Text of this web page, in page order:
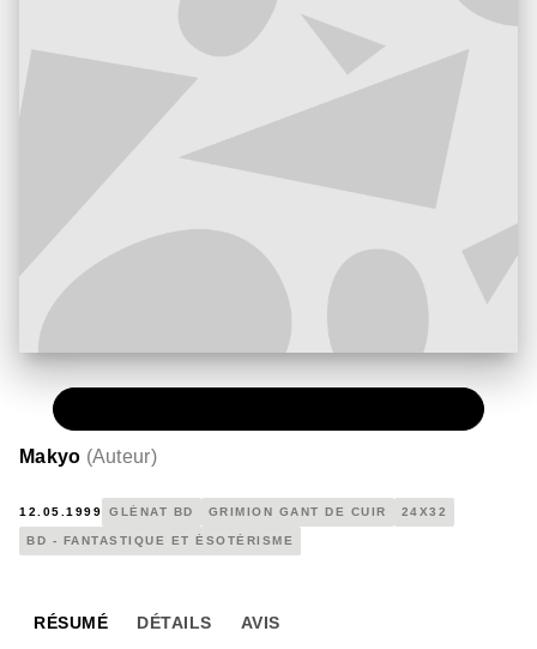
Makyo (Auteur)
12.05.1999 GLÉNAT BD GRIMION GANT DE CUIR 24X32
BD - FANTASTIQUE ET ÉSOTÉRISME
RÉSUMÉ DÉTAILS AVIS